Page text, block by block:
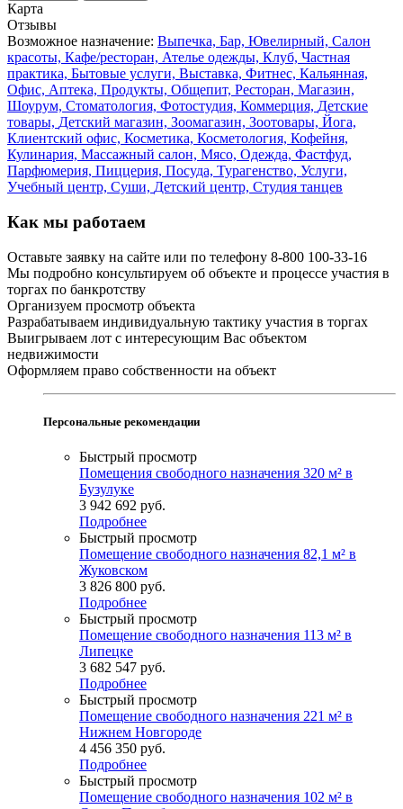
Карта
Отзывы
Возможное назначение: Выпечка, Бар, Ювелирный, Салон
красоты, Кафе/ресторан, Ателье одежды, Клуб, Частная
практика, Бытовые услуги, Выставка, Фитнес, Кальянная,
Офис, Аптека, Продукты, Общепит, Ресторан, Магазин,
Шоурум, Стоматология, Фотостудия, Коммерция, Детские
товары, Детский магазин, Зоомагазин, Зоотовары, Йога,
Клиентский офис, Косметика, Косметология, Кофейня,
Кулинария, Массажный салон, Мясо, Одежда, Фастфуд,
Парфюмерия, Пиццерия, Посуда, Турагенство, Услуги,
Учебный центр, Суши, Детский центр, Студия танцев
Как мы работаем
Оставьте заявку на сайте или по телефону 8-800 100-33-16
Мы подробно консультируем об объекте и процессе участия в
торгах по банкротству
Организуем просмотр объекта
Разрабатываем индивидуальную тактику участия в торгах
Выигрываем лот с интересующим Вас объектом
недвижимости
Оформляем право собственности на объект
Персональные рекомендации
Быстрый просмотр
Помещения свободного назначения 320 м² в
Бузулуке
3 942 692 руб.
Подробнее
Быстрый просмотр
Помещение свободного назначения 82,1 м² в
Жуковском
3 826 800 руб.
Подробнее
Быстрый просмотр
Помещение свободного назначения 113 м² в
Липецке
3 682 547 руб.
Подробнее
Быстрый просмотр
Помещение свободного назначения 221 м² в
Нижнем Новгороде
4 456 350 руб.
Подробнее
Быстрый просмотр
Помещение свободного назначения 102 м² в